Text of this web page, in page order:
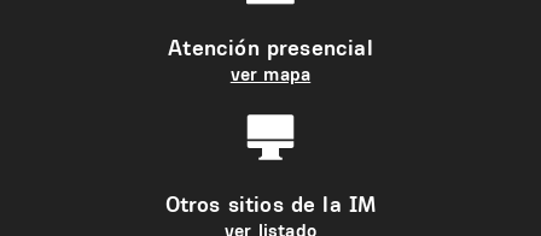
Atención presencial
ver mapa
Otros sitios de la IM
ver listado